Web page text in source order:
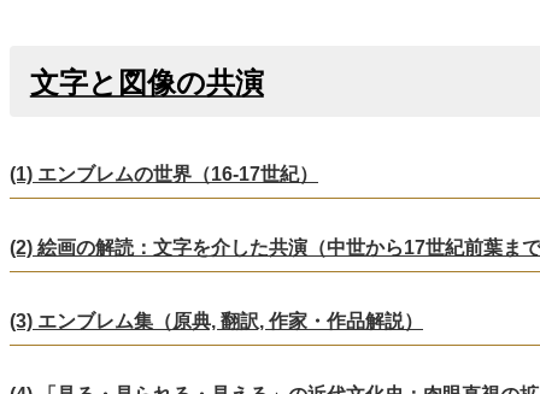
文字と図像の共演
(1) エンブレムの世界（16-17世紀）
(2) 絵画の解読：文字を介した共演（中世から17世紀前葉ま
(3) エンブレム集（原典, 翻訳, 作家・作品解説）